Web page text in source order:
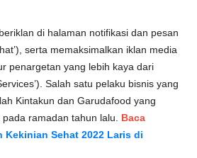
di halaman notifikasi dan pesan
serta memaksimalkan iklan media
penargetan yang lebih kaya dari
Salah satu pelaku bisnis yang
Kintakun dan Garudafood yang
ramadan tahun lalu. Baca
Kekinian Sehat 2022 Laris di